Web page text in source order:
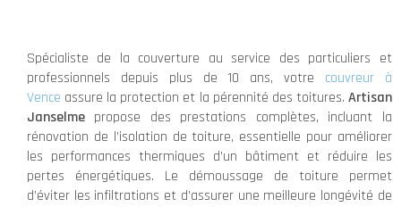
Spécialiste de la couverture au service des particuliers et
professionnels depuis plus de 10 ans, votre couvreur à
Vence assure la protection et la pérennité des toitures. Artisan
Janselme propose des prestations complètes, incluant la
rénovation de l’isolation de toiture, essentielle pour améliorer
les performances thermiques d’un bâtiment et réduire les
pertes énergétiques. Le démoussage de toiture permet
d’éviter les infiltrations et d’assurer une meilleure longévité de